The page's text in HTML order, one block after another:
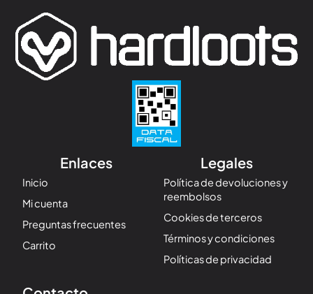
Enlaces
Inicio
Mi cuenta
Preguntas frecuentes
Carrito
Legales
Política de devoluciones y
reembolsos
Cookies de terceros
Términos y condiciones
Políticas de privacidad